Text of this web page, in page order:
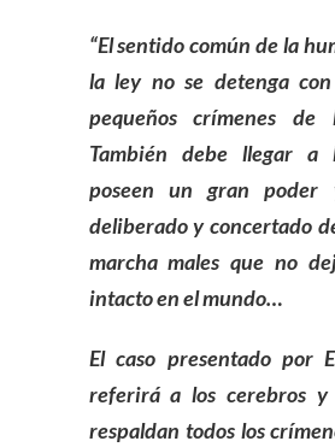
“El sentido común de la
la ley no se detenga
pequeños crímenes de
También debe llegar a
poseen un gran
deliberado y concertado
marcha males que no
intacto en el mundo…
El caso presentado por
referirá a los cerebros
respaldan todos los